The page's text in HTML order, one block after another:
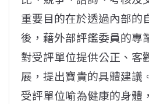
重要目的在於透過內部的
後，藉外部評鑑委員的專
對受評單位提供公正、客
展，提出寶貴的具體建議
受評單位喻為健康的身體